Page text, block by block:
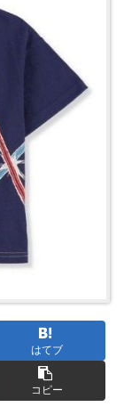
はてブ
コピー